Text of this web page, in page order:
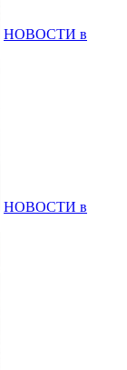
НОВОСТИ в
НОВОСТИ в